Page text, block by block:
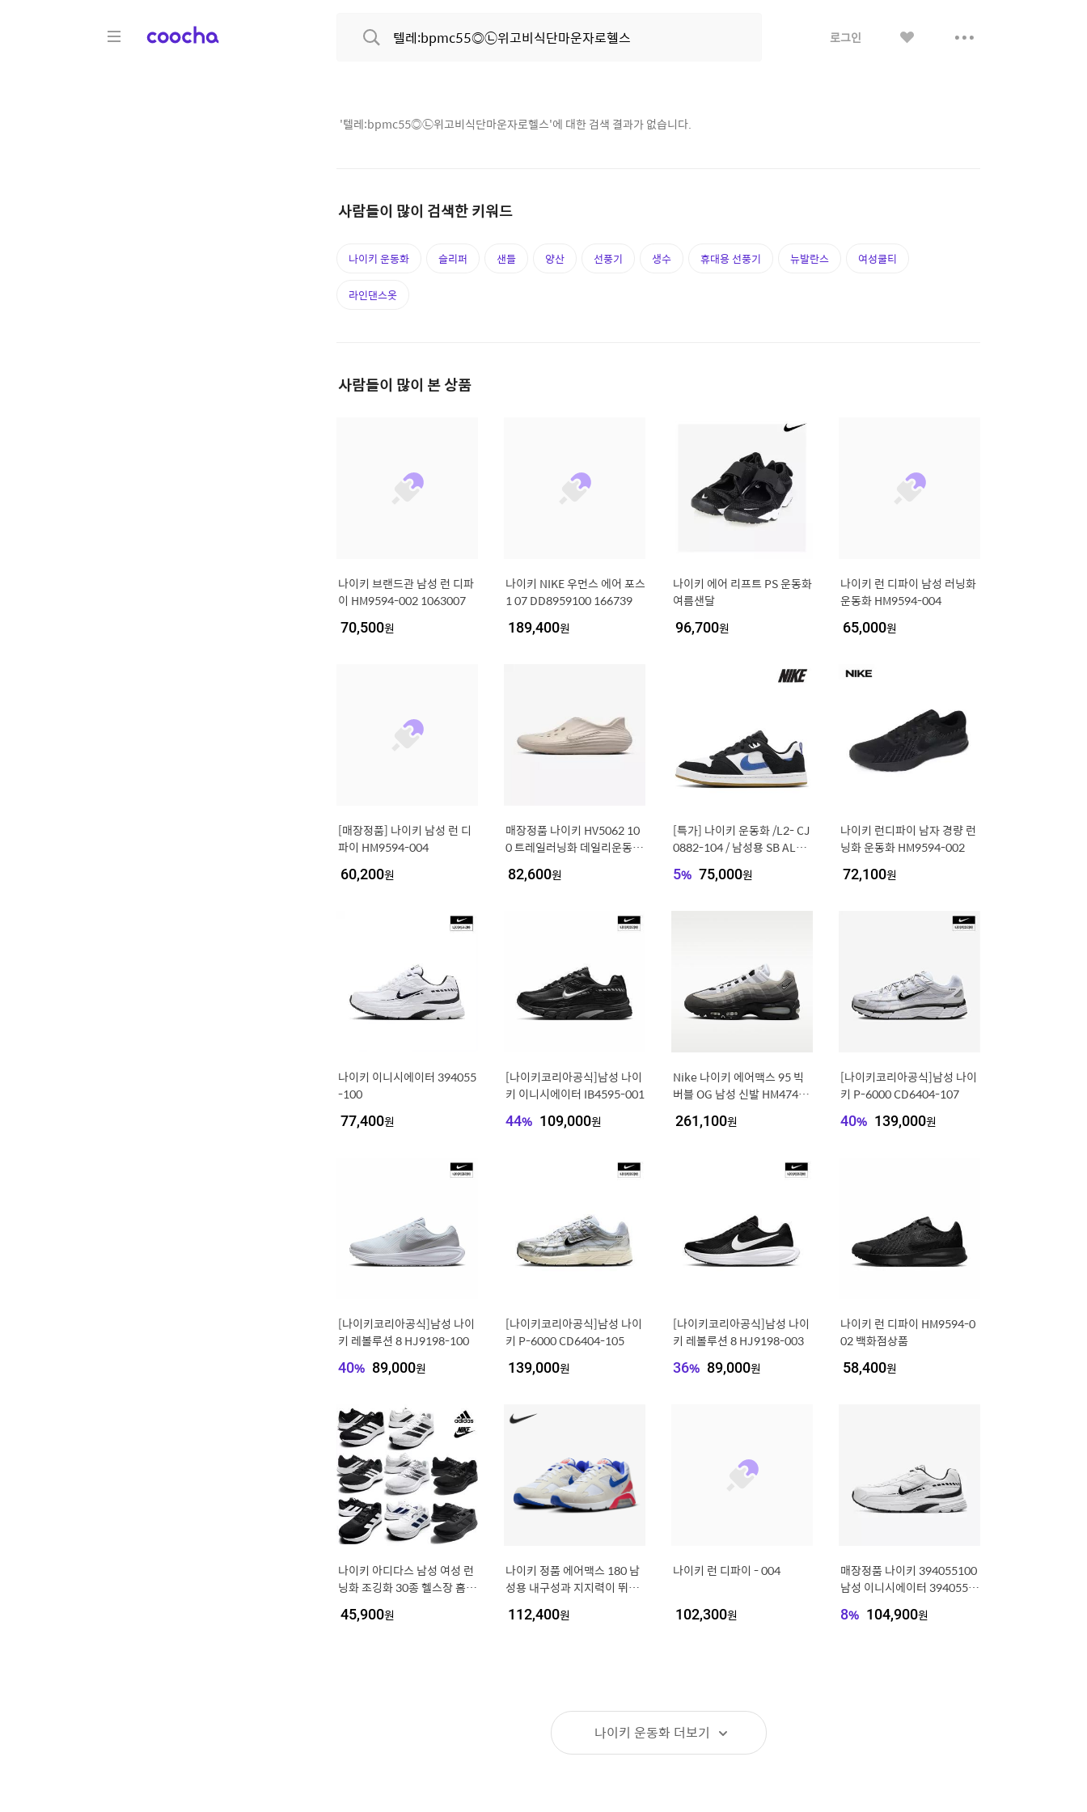
COOCHA 로그인 보
'텔레:bpmc55◎㉡위고비식단마운자로헬스'에 대한 검색 결과가 없습니다.
사람들이 많이 검색한 키워드
나이키 운동화 슬리퍼 샌들 양산 선풍기 생수 휴대용 선풍기 뉴발란스 여성쿨티
라인댄스옷
사람들이 많이 본 상품
나이키 브랜드관 남성 런 디파
이 HM9594-002 1063007
70,500원
나이키 NIKE 우먼스 에어 포스
1 07 DD8959100 166739
189,400원
나이키 에어 리프트 PS 운동화
여름샌달
96,700원
나이키 런 디파이 남성 러닝화
운동화 HM9594-004
65,000원
[매장정품] 나이키 남성 런 디
파이 HM9594-004
60,200원
매장정품 나이키 HV5062 10
0 트레일러닝화 데일리운동화
82,600원
[특가] 나이키 운동화 /L2- CJ
0882-104 / 남성용 SB ALLE
드화
5% 75,000원
나이키 런디파이 남자 경량 런
닝화 운동화 HM9594-002
72,100원
나이키 이니시에이터 394055
-100
77,400원
[나이키코리아공식]남성 나이
키 이니시에이터 IB4595-001
44% 109,000원
Nike 나이키 에어맥스 95 빅
버블 OG 남성 신발 HM4740-
261,100원
[나이키코리아공식]남성 나이
키 P-6000 CD6404-107
40% 139,000원
[나이키코리아공식]남성 나이
키 레볼루션 8 HJ9198-100
40% 89,000원
[나이키코리아공식]남성 나이
키 P-6000 CD6404-105
139,000원
[나이키코리아공식]남성 나이
키 레볼루션 8 HJ9198-003
36% 89,000원
나이키 런 디파이 HM9594-0
02 백화점상품
58,400원
나이키 아디다스 남성 여성 런
닝화 조깅화 30종 헬스장 홈트
동화
45,900원
나이키 정품 에어맥스 180 남
성용 내구성과 지지력이 뛰어
112,400원
나이키 런 디파이 - 004
102,300원
매장정품 나이키 394055100
남성 이니시에이터 394055 1
8% 104,900원
나이키 운동화 더보기